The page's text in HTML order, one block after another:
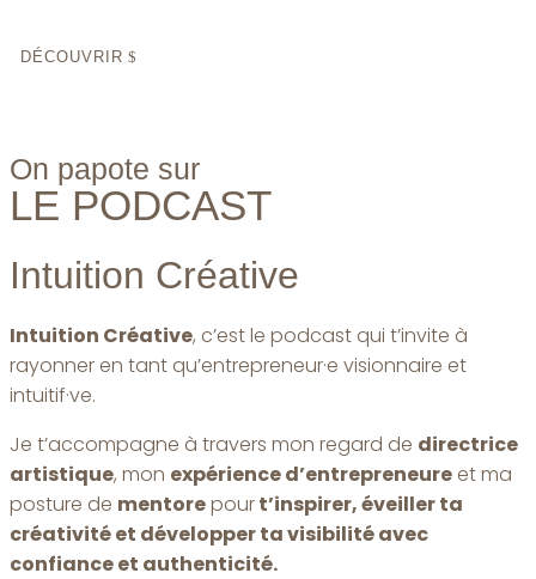
DÉCOUVRIR
On papote sur
LE PODCAST
Intuition Créative
Intuition Créative, c’est le podcast qui t’invite à
rayonner en tant qu’entrepreneur·e visionnaire et
intuitif·ve.
Je t’accompagne à travers mon regard de directrice
artistique, mon expérience d’entrepreneure et ma
posture de mentorepourt’inspirer, éveiller ta
créativité et développer ta visibilité avec
confiance et authenticité.